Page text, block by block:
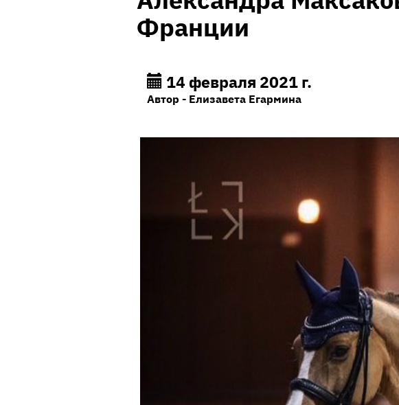
Франции
14 февраля 2021 г.
Автор - Елизавета Егармина